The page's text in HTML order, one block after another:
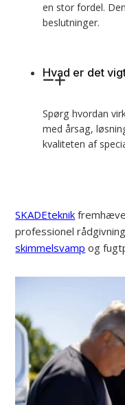
en stor fordel.
beslutninger.
Hvad er det
Spørg hvordan
med årsag,
kvaliteten af
SKADEteknik
professionel
skimmelsvamp og